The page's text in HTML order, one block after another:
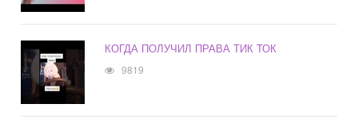
КОГДА ПОЛУЧИЛ ПРАВА ТИК ТОК
9819